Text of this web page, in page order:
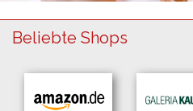
Beliebte Shops